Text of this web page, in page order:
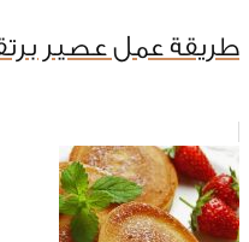
طريقة عمل عصير